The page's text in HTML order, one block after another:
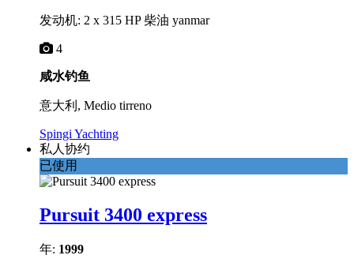
发动机: 2 x 315 HP 柴油 yanmar
4
咸水钓鱼
意大利, Medio tirreno
Spingi Yachting
私人协约
已使用
Pursuit 3400 express
年: 1999